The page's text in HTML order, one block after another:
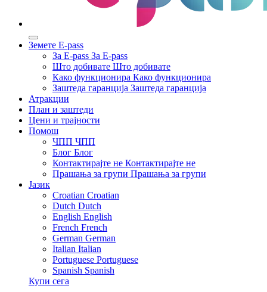
Земете E-pass
За E-pass За E-pass
Што добивате Што добивате
Како функционира Како функционира
Заштеда гаранција Заштеда гаранција
Атракции
План и заштеди
Цени и трајности
Помош
ЧПП ЧПП
Блог Блог
Контактирајте не Контактирајте не
Прашaња за групи Прашaња за групи
Јазик
Croatian Croatian
Dutch Dutch
English English
French French
German German
Italian Italian
Portuguese Portuguese
Spanish Spanish
Купи сега